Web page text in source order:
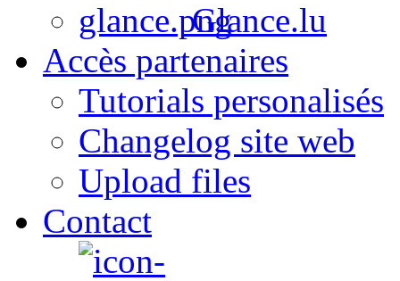
Glance.lu
Accès partenaires
Tutorials personalisés
Changelog site web
Upload files
Contact